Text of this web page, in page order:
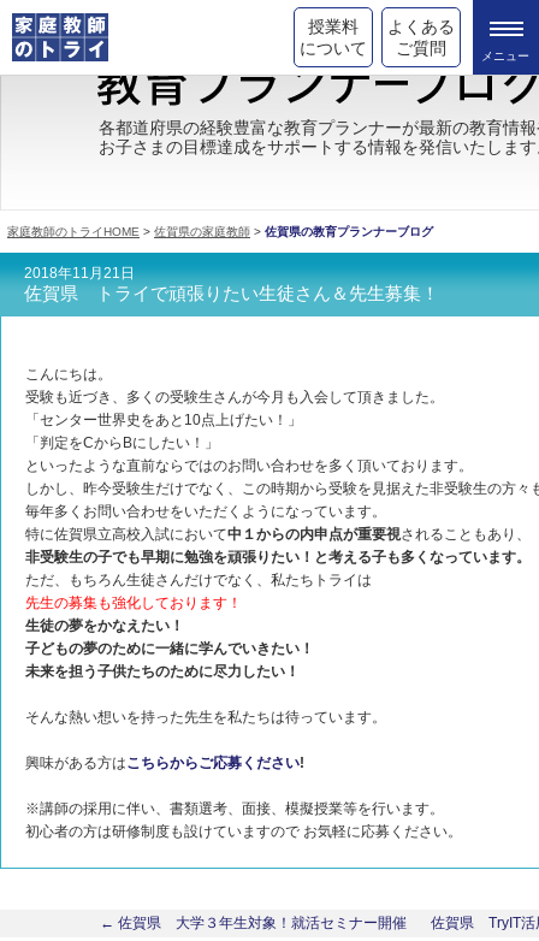
授業料
について
よくある
ご質問
トライの教育理念
成績が上がる理由
都道府県別情報
合格体験談
受験情報
各都道府県の経験豊富な教育プランナーが最新の教育情
お子さまの目標達成をサポートする情報を発信いたしま
家庭教師のトライHOME > 佐賀県の家庭教師 > 佐賀県の教育プランナーブログ
2018年11月21日
佐賀県 トライで頑張りたい生徒さん＆先生募集！
こんにちは。
受験も近づき、多くの受験生さんが今月も入会して頂きました。
「センター世界史をあと10点上げたい！」
「判定をCからBにしたい！」
といったような直前ならではのお問い合わせを多く頂いております。
しかし、昨今受験生だけでなく、この時期から受験を見据えた非受験生の方々
毎年多くお問い合わせをいただくようになっています。
特に佐賀県立高校入試において中１からの内申点が重要視されることもあり、
非受験生の子でも早期に勉強を頑張りたい！と考える子も多くなっています。
ただ、もちろん生徒さんだけでなく、私たちトライは
先生の募集も強化しております！
生徒の夢をかなえたい！
子どもの夢のために一緒に学んでいきたい！
未来を担う子供たちのために尽力したい！
そんな熱い想いを持った先生を私たちは待っています。
興味がある方はこちらからご応募ください!
※講師の採用に伴い、書類選考、面接、模擬授業等を行います。
初心者の方は研修制度も設けていますので お気軽に応募ください。
← 佐賀県 大学３年生対象！就活セミナー開催 佐賀県 TryIT活